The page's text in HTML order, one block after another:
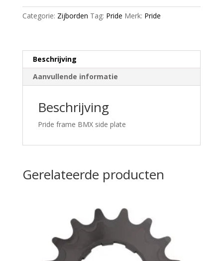
Categorie: Zijborden Tag: Pride Merk: Pride
Beschrijving
Aanvullende informatie
Beschrijving
Pride frame BMX side plate
Gerelateerde producten